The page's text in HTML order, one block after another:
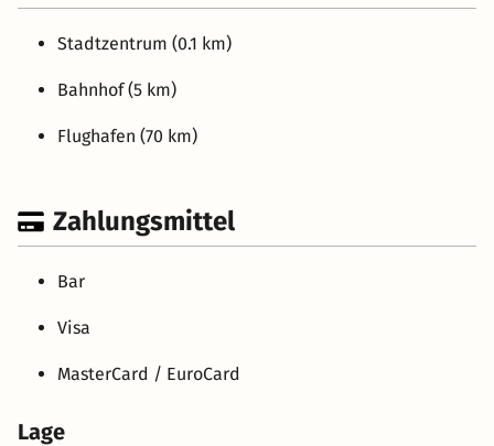
Stadtzentrum (0.1 km)
Bahnhof (5 km)
Flughafen (70 km)
Zahlungsmittel
Bar
Visa
MasterCard / EuroCard
Lage